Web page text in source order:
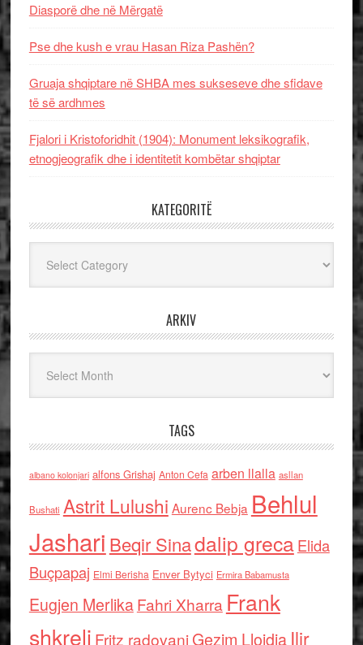
Diasporë dhe në Mërgatë
Pse dhe kush e vrau Hasan Riza Pashën?
Gruaja shqiptare në SHBA mes sukseseve dhe sfidave
të së ardhmes
Fjalori i Kristoforidhit (1904): Monument leksikografik,
etnogjeografik dhe i identitetit kombëtar shqiptar
KATEGORITË
ARKIV
TAGS
albano kolonjari alfons Grishaj Anton Cefa arben llalla asllan
Bushati Astrit Lulushi Aurenc Bebja Behlul
Jashari Beqir Sinadalip grecaElida
Buçpapaj Elmi Berisha Enver Bytyci Ermira Babamusta
Eugjen MerlikaFahri Xharra Frank
shkreli Fritz radovaniGezim Llojdia Ilir